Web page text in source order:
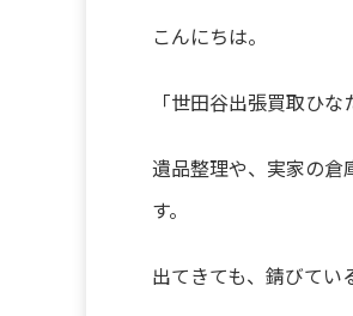
こんにちは。
「世田谷出張買取ひ
遺品整理や、実家の倉
す。
出てきても、錆びてい